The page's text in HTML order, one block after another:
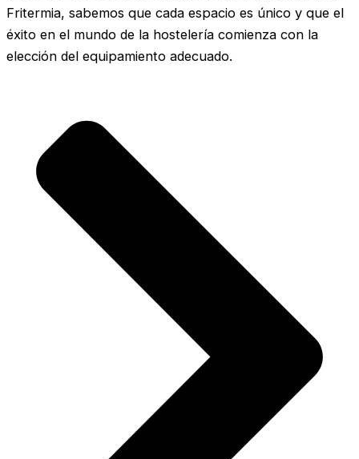
Fritermia, sabemos que cada espacio es único y que el
éxito en el mundo de la hostelería comienza con la
elección del equipamiento adecuado.